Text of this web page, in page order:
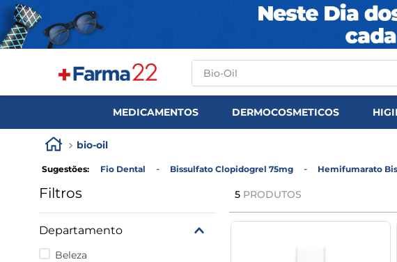
O que você procura?
MEDICAMENTOS DERMOCOSMETICOS
bio-oil
Sugestões: Fio Dental Bissulfato Clopidogrel 75mg Hemifumarato
Filtros
Departamento
Beleza
5 PRODUTOS